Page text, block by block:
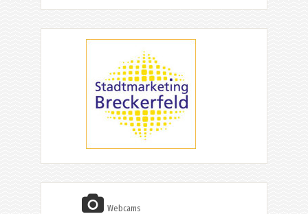
Webcams